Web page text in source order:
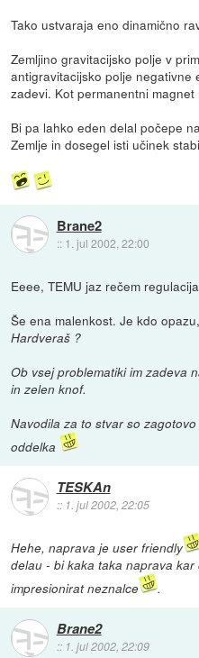
Tako ustvaraja eno dinamično
Zemljino gravitacijsko polje v
antigravitacijsko polje
zadevi. Kot permanentni magnet
Bi pa lahko eden delal počepe
Zemlje in dosegel isti učinek
Brane2
:: 1. jul 2002, 22:00
Eeee, TEMU jaz rečem
Še ena malenkost. Je kdo
Hardveraš ?
Ob vsej problematiki im zadeva
in zelen knof.
Navodila za to stvar so
oddelka
TESKAn
:: 1. jul 2002, 22:05
Hehe, naprava je user friendly
delau - bi kaka taka naprava
impresionirat neznalce
.
Brane2
:: 1. jul 2002, 22:09